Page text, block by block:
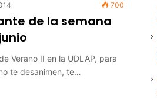
700
de la semana
Verano II en la UDLAP, para
te desanimen, te…